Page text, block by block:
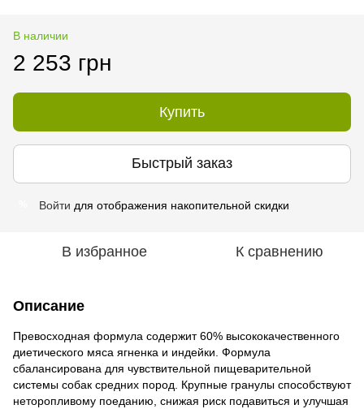
В наличии
2 253 грн
Купить
Быстрый заказ
Войти для отображения накопительной скидки
В избранное К сравнению
Описание
Превосходная формула содержит 60% высококачественного
диетического мяса ягненка и индейки. Формула
сбалансирована для чувствительной пищеварительной
системы собак средних пород. Крупные гранулы способствуют
неторопливому поеданию, снижая риск подавиться и улучшая